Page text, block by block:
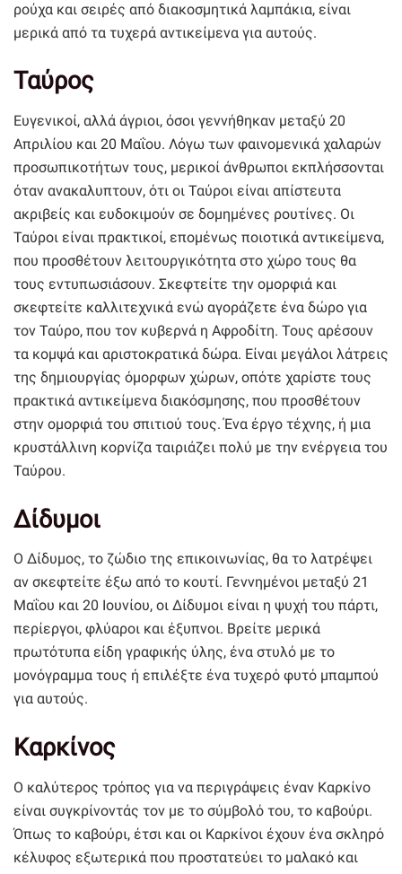
ρούχα και σειρές από διακοσμητικά λαμπάκια, είναι
μερικά από τα τυχερά αντικείμενα για αυτούς.
Ταύρος
Ευγενικοί, αλλά άγριοι, όσοι γεννήθηκαν μεταξύ 20
Απριλίου και 20 Μαΐου. Λόγω των φαινομενικά χαλαρών
προσωπικοτήτων τους, μερικοί άνθρωποι εκπλήσσονται
όταν ανακαλυπτουν, ότι οι Ταύροι είναι απίστευτα
ακριβείς και ευδοκιμούν σε δομημένες ρουτίνες. Οι
Ταύροι είναι πρακτικοί, επομένως ποιοτικά αντικείμενα,
που προσθέτουν λειτουργικότητα στο χώρο τους θα
τους εντυπωσιάσουν. Σκεφτείτε την ομορφιά και
σκεφτείτε καλλιτεχνικά ενώ αγοράζετε ένα δώρο για
τον Ταύρο, που τον κυβερνά η Αφροδίτη. Τους αρέσουν
τα κομψά και αριστοκρατικά δώρα. Είναι μεγάλοι λάτρεις
της δημιουργίας όμορφων χώρων, οπότε χαρίστε τους
πρακτικά αντικείμενα διακόσμησης, που προσθέτουν
στην ομορφιά του σπιτιού τους. Ένα έργο τέχνης, ή μια
κρυστάλλινη κορνίζα ταιριάζει πολύ με την ενέργεια του
Ταύρου.
Δίδυμοι
Ο Δίδυμος, το ζώδιο της επικοινωνίας, θα το λατρέψει
αν σκεφτείτε έξω από το κουτί. Γεννημένοι μεταξύ 21
Μαΐου και 20 Ιουνίου, οι Δίδυμοι είναι η ψυχή του πάρτι,
περίεργοι, φλύαροι και έξυπνοι. Βρείτε μερικά
πρωτότυπα είδη γραφικής ύλης, ένα στυλό με το
μονόγραμμα τους ή επιλέξτε ένα τυχερό φυτό μπαμπού
για αυτούς.
Καρκίνος
Ο καλύτερος τρόπος για να περιγράψεις έναν Καρκίνο
είναι συγκρίνοντάς τον με το σύμβολό του, το καβούρι.
Όπως το καβούρι, έτσι και οι Καρκίνοι έχουν ένα σκληρό
κέλυφος εξωτερικά που προστατεύει το μαλακό και